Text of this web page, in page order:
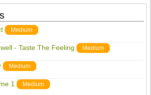
Medium
- Taste The Feeling Medium
Medium
1 Medium